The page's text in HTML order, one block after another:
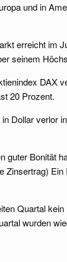
und in
erreicht im
seinem
DAX
20 Prozent.
Dollar verlor
guter Bonität
Zinsertrag) Ein
Quartal
wurden